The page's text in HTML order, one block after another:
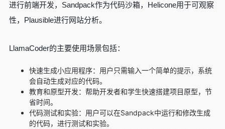
进行前端开发，Sandpack作为代码沙箱，Helicone用于可观察
性，Plausible进行网站分析。
LlamaCoder的主要使用场景包括：
快速生成小应用程序：用户只需输入一个简单的提示，系统
会自动生成对应的代码。
教育和原型开发：帮助开发者和学生快速搭建项目原型，节
省时间。
代码测试和实验：用户可以在Sandpack中运行和修改生成
的代码，进行测试和实验。